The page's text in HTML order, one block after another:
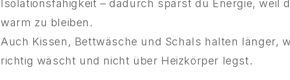
Isolationsfähigkeit – dadurch sparst du Energie, weil
warm zu bleiben.
Auch Kissen, Bettwäsche und Schals halten länger,
richtig wäscht und nicht über Heizkörper legst.